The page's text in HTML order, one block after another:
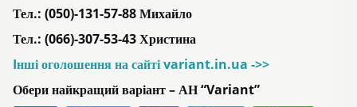
Тел.: (050)-131-57-88 Михайло
Тел.: (066)-307-53-43 Христина
Iнші оголошення на сайті variant.in.ua ->>
Обери найкращий варіант – АН “Variant”